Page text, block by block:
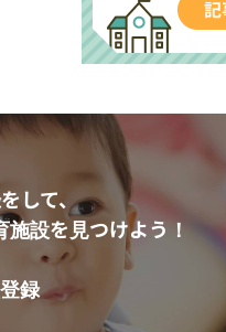
して、
設を見つけよう！
録